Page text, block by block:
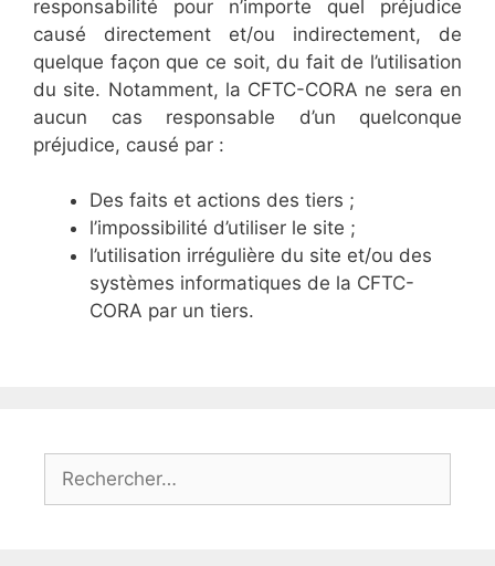
responsabilité pour n’importe quel préjudice
causé directement et/ou indirectement, de
quelque façon que ce soit, du fait de l’utilisation
du site. Notamment, la CFTC-CORA ne sera en
aucun cas responsable d’un quelconque
préjudice, causé par :
Des faits et actions des tiers ;
l’impossibilité d’utiliser le site ;
l’utilisation irrégulière du site et/ou des
systèmes informatiques de la CFTC-
CORA par un tiers.